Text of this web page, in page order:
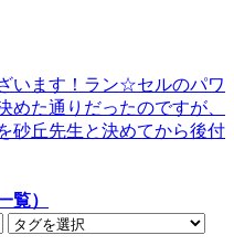
います！ラン☆セルのパワ
めた通りだったのですが、
砂丘先生と決めてから後付
覧）